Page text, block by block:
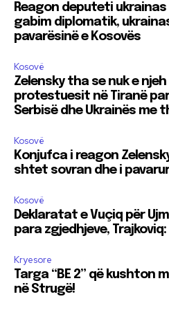
Reagon deputeti
gabim diplomatik,
pavarësinë e Kosovës
Kosovë
Zelensky tha se nuk e
protestuesit në Tiranë
Serbisë dhe Ukrainës me
Kosovë
Konjufca i reagon
shtet sovran dhe i pavarur
Kosovë
Deklaratat e Vuçiq për
para zgjedhjeve,
Kryesore
Targa “BE 2” që kushton
në Strugë!